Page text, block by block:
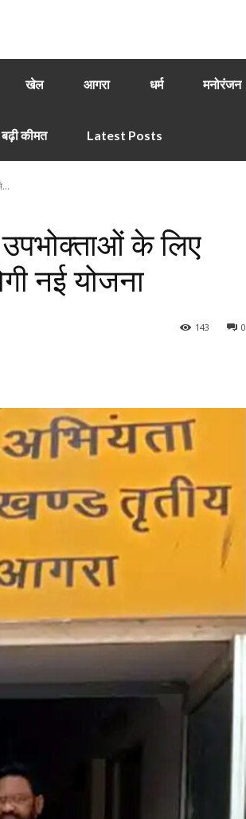
खेल आगरा धर्म मनोरंजन
कीमत Latest Posts
उपभोक्ताओं के लिए
नई योजना
0
143